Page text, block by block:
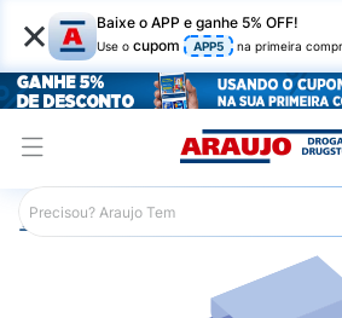
× Baixe o APP e ganhe 5% OFF!
Use o cupom APP5 na primeira
Araujo Medicamentos